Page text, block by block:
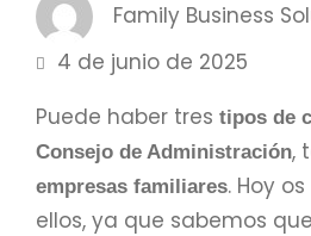
Family Business
4 de junio de 2025
Puede haber tres tipos de
Consejo de Administración,
empresas familiares. Hoy
ellos, ya que sabemos